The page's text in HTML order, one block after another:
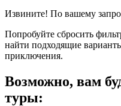
Извините! По вашему
Попробуйте сбросить
найти подходящие
приключения.
Возможно, вам
туры: